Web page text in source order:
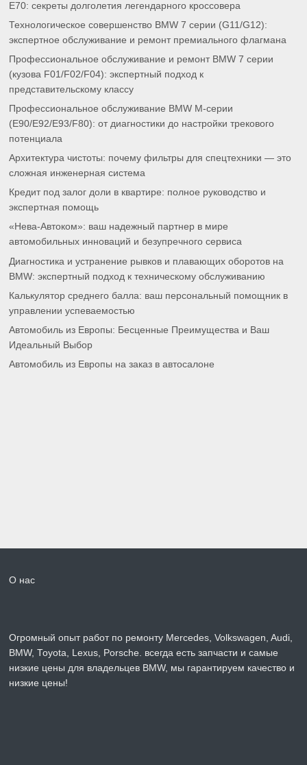
E70: секреты долголетия легендарного кроссовера
Технологическое совершенство BMW 7 серии (G11/G12):
экспертное обслуживание и ремонт премиального флагмана
Профессиональное обслуживание и ремонт BMW 7 серии
(кузова F01/F02/F04): экспертный подход к
представительскому классу
Профессиональное обслуживание BMW M-серии
(E90/E92/E93/F80): от диагностики до настройки трекового
потенциала
Архитектура чистоты: почему фильтры для спецтехники — это
сложная инженерная система
Кредит под залог доли в квартире: полное руководство и
экспертная помощь
«Нева-Автоком»: ваш надежный партнер в мире
автомобильных инноваций и безупречного сервиса
Диагностика и устранение рывков и плавающих оборотов на
BMW: экспертный подход к техническому обслуживанию
Калькулятор среднего балла: ваш персональный помощник в
управлении успеваемостью
Автомобиль из Европы: Бесценные Преимущества и Ваш
Идеальный Выбор
Автомобиль из Европы на заказ в автосалоне
О нас
Огромный опыт работ по ремонту Mercedes, Volkswagen, Audi,
BMW, Toyota, Lexus, Porsche. всегда есть запчасти и самые
низкие цены для владельцев BMW, мы гарантируем качество и
низкие цены!